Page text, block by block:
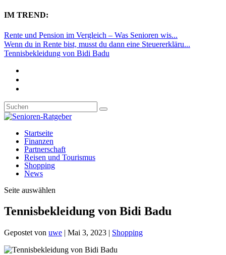
IM TREND:
Rente und Pension im Vergleich – Was Senioren wis...
Wenn du in Rente bist, musst du dann eine Steuererkläru...
Tennisbekleidung von Bidi Badu
Startseite
Finanzen
Partnerschaft
Reisen und Tourismus
Shopping
News
Seite auswählen
Tennisbekleidung von Bidi Badu
Gepostet von uwe | Mai 3, 2023 | Shopping